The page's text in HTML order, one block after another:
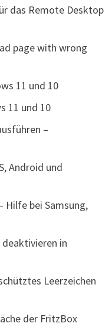
das Remote Desktop
page with wrong
11 und 10
11 und 10
–
Android und
Hilfe bei Samsung,
in
Leerzeichen
der FritzBox